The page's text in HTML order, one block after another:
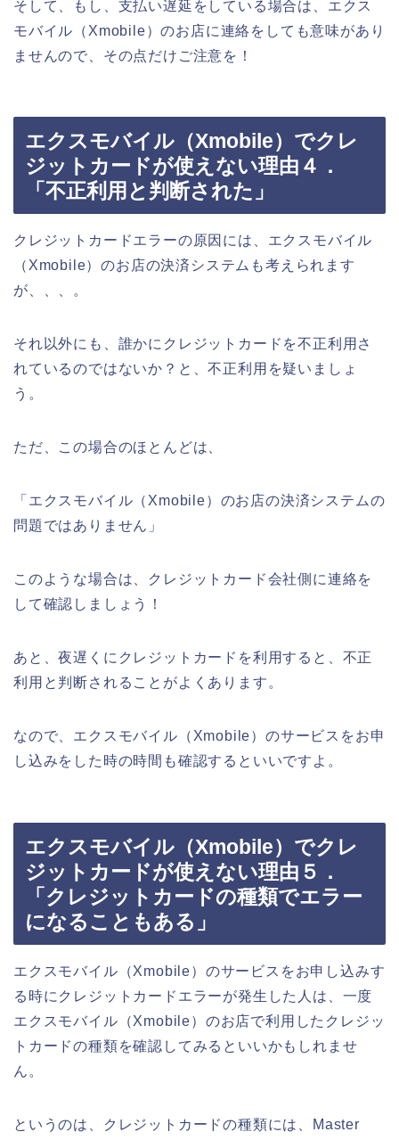
そして、もし、支払い遅延をしている場合は、エクス
モバイル（Xmobile）のお店に連絡をしても意味があり
ませんので、その点だけご注意を！
エクスモバイル（Xmobile）でクレ
ジットカードが使えない理由４．
「不正利用と判断された」
クレジットカードエラーの原因には、エクスモバイル
（Xmobile）のお店の決済システムも考えられます
が、、、。
それ以外にも、誰かにクレジットカードを不正利用さ
れているのではないか？と、不正利用を疑いましょ
う。
ただ、この場合のほとんどは、
「エクスモバイル（Xmobile）のお店の決済システムの
問題ではありません」
このような場合は、クレジットカード会社側に連絡を
して確認しましょう！
あと、夜遅くにクレジットカードを利用すると、不正
利用と判断されることがよくあります。
なので、エクスモバイル（Xmobile）のサービスをお申
し込みをした時の時間も確認するといいですよ。
エクスモバイル（Xmobile）でクレ
ジットカードが使えない理由５．
「クレジットカードの種類でエラー
になることもある」
エクスモバイル（Xmobile）のサービスをお申し込みす
る時にクレジットカードエラーが発生した人は、一度
エクスモバイル（Xmobile）のお店で利用したクレジッ
トカードの種類を確認してみるといいかもしれませ
ん。
というのは、クレジットカードの種類には、Master